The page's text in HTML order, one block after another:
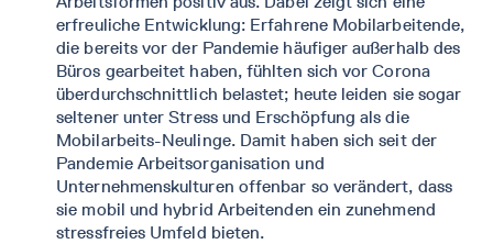
erfreuliche Entwicklung: Erfahrene Mobilarbeitende,
die bereits vor der Pandemie häufiger außerhalb des
Büros gearbeitet haben, fühlten sich vor Corona
überdurchschnittlich belastet; heute leiden sie sogar
seltener unter Stress und Erschöpfung als die
Mobilarbeits-Neulinge. Damit haben sich seit der
Pandemie Arbeitsorganisation und
Unternehmenskulturen offenbar so verändert, dass
sie mobil und hybrid Arbeitenden ein zunehmend
stressfreies Umfeld bieten.